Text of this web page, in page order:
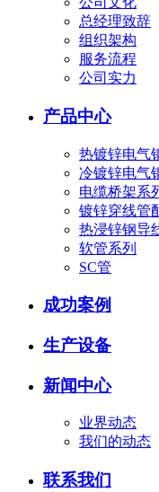
总经理致辞
组织架构
服务流程
公司实力
产品中心
热镀锌电气
冷镀锌电气
电缆桥架系
镀锌穿线管
热浸锌钢导
软管系列
SC管
成功案例
生产设备
新闻中心
业界动态
我们的动态
联系我们